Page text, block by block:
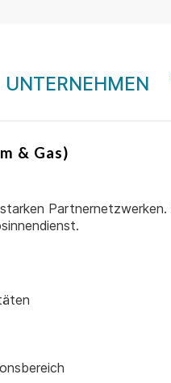
UNTERNEHMEN
& Gas)
Partnernetzwerken.